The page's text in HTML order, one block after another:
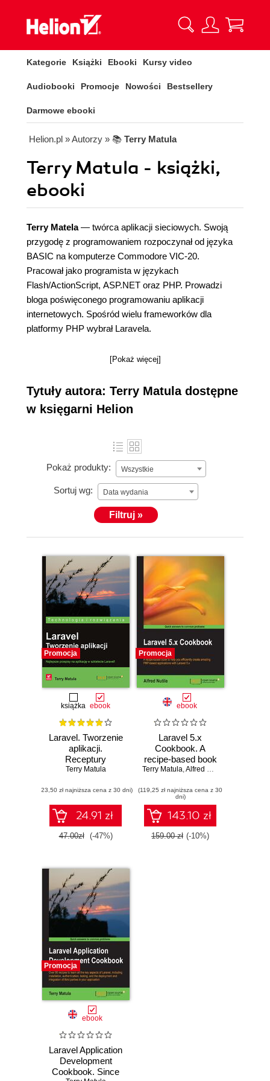
Kategorie Książki Ebooki Kursy video
Audiobooki Promocje Nowości Bestsellery
Darmowe ebooki
Helion.pl » Autorzy » 📚 Terry Matula
Terry Matula - książki,
ebooki
Terry Matela— twórca aplikacji sieciowych. Swoją
przygodę z programowaniem rozpoczynał od języka
BASIC na komputerze Commodore VIC-20.
Pracował jako programista w językach
Flash/ActionScript, ASP.NET oraz PHP. Prowadzi
bloga poświęconego programowaniu aplikacji
internetowych. Spośród wielu frameworków dla
platformy PHP wybrał Laravela.
[Pokaż więcej]
Tytuły autora: Terry Matula dostępne
w księgarni Helion
Pokaż produkty: Wszystkie
Sortuj wg: Data wydania
Filtruj »
Promocja
książka ebook
Laravel. Tworzenie
aplikacji.
Receptury
Terry Matula
(23,50 zł najniższa cena z 30 dni)
24.91 zł
47.00zł (-47%)
Promocja
ebook
Laravel 5.x
Cookbook. A
recipe-based book
to help you
amazing PHP-
based applications
with Laravel 5.x
Terry Matula,Alfred Nutile
(119,25 zł najniższa cena z 30
dni)
143.10 zł
159.00 zł (-10%)
Promocja
ebook
Laravel Application
Development
Cookbook. Since